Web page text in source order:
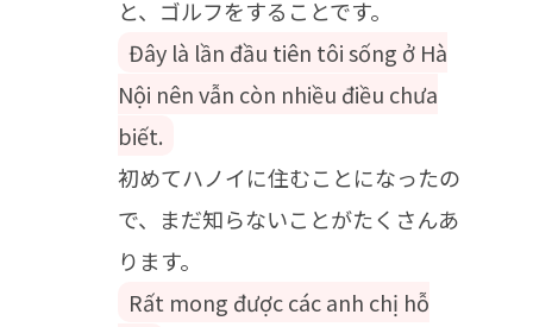
と、ゴルフをすることです。
Đây là lần đầu tiên tôi sống ở Hà
Nội nên vẫn còn nhiều điều chưa
biết.
初めてハノイに住むことになったの
で、まだ知らないことがたくさんあ
ります。
Rất mong được các anh chị hỗ